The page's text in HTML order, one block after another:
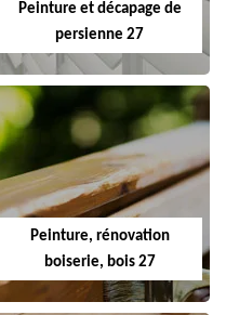
Peinture et décapage de
persienne 27
Peinture, rénovation
boiserie, bois 27